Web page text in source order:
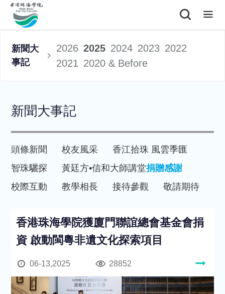
新聞大
事記
2026 2025 2024 2023 2022
2021 2020 & Before
新聞大事記
頭條新聞 校友風采
香江拾珠 風雲季匯
智珠驪探
黃廷方•信和大師講堂捐贈感謝
校際互動
教學相長 接待參觀 敬請期待
香港珠海學院獲廈門聯誼總會基金會捐
資 啟動閩粵非遺文化探索項目
06-13,2025 28852